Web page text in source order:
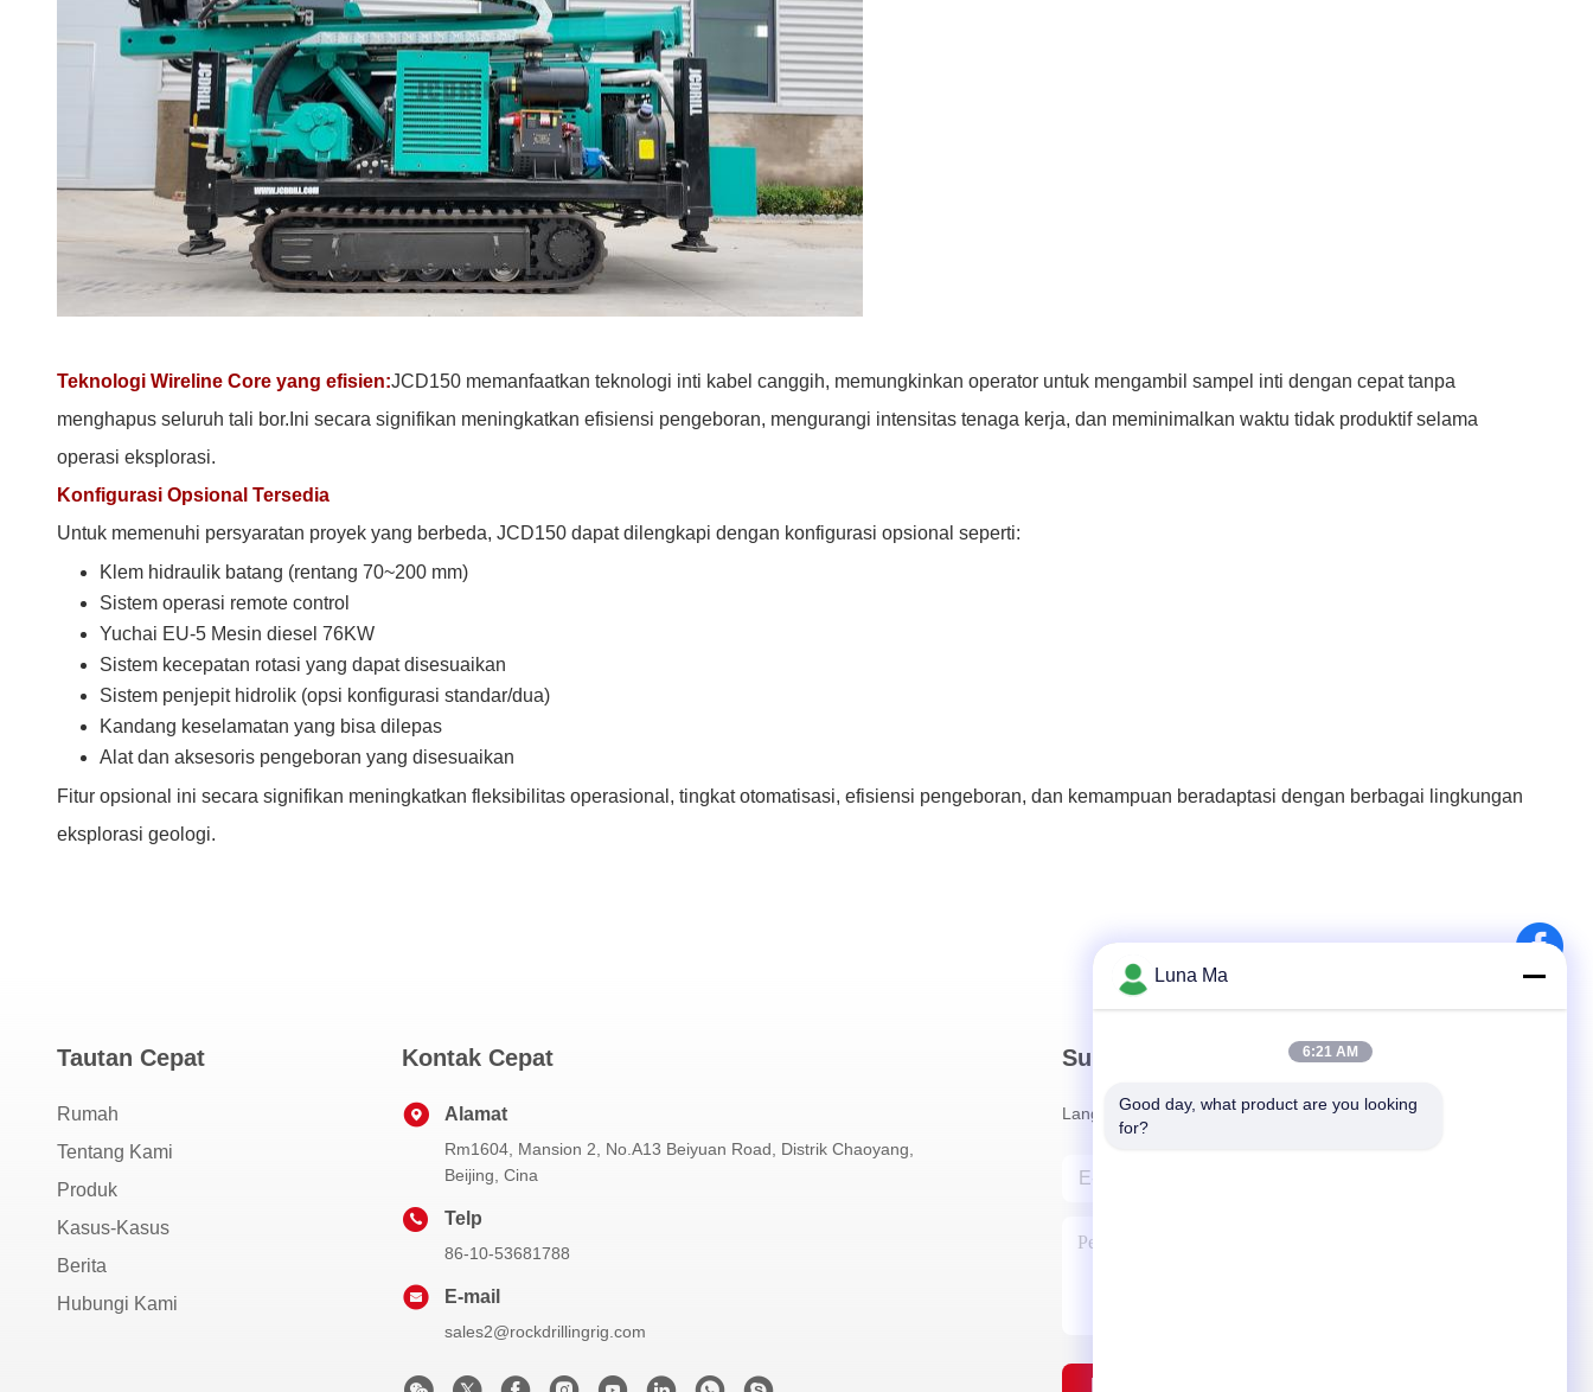
Teknologi Wireline Core yang efisien:JCD150 memanfaatkan teknologi inti kabel canggih, memungkinkan operator untuk mengambil sampel inti dengan cepat tanpa
menghapus seluruh tali bor.Ini secara signifikan meningkatkan efisiensi pengeboran, mengurangi intensitas tenaga kerja, dan meminimalkan waktu tidak produktif selama
operasi eksplorasi.
Konfigurasi Opsional Tersedia
Untuk memenuhi persyaratan proyek yang berbeda, JCD150 dapat dilengkapi dengan konfigurasi opsional seperti:
Klem hidraulik batang (rentang 70~200 mm)
Sistem operasi remote control
Yuchai EU-5 Mesin diesel 76KW
Sistem kecepatan rotasi yang dapat disesuaikan
Sistem penjepit hidrolik (opsi konfigurasi standar/dua)
Kandang keselamatan yang bisa dilepas
Alat dan aksesoris pengeboran yang disesuaikan
Fitur opsional ini secara signifikan meningkatkan fleksibilitas operasional, tingkat otomatisasi, efisiensi pengeboran, dan kemampuan beradaptasi dengan berbagai lingkungan
eksplorasi geologi.
Tautan Cepat
Rumah
Tentang Kami
Produk
Kasus-Kasus
Berita
Hubungi Kami
Kontak Cepat
Alamat
Rm1604, Mansion 2, No.A13 Beiyuan Road, Distrik Chaoyang,
Beijing, Cina
Telp
86-10-53681788
E-mail
sales2@rockdrillingrig.com
Surat Kabar Kami
Langganan buletin kami untuk diskon dan banyak lagi.
Luna Ma
6:21 AM
Good day, what product are you looking
for?